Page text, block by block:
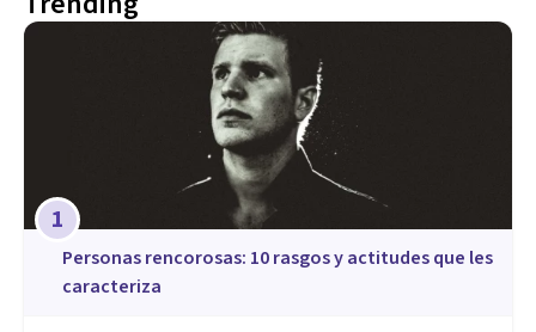
1
​Personas rencorosas: 10 rasgos y actitudes que les
caracteriza